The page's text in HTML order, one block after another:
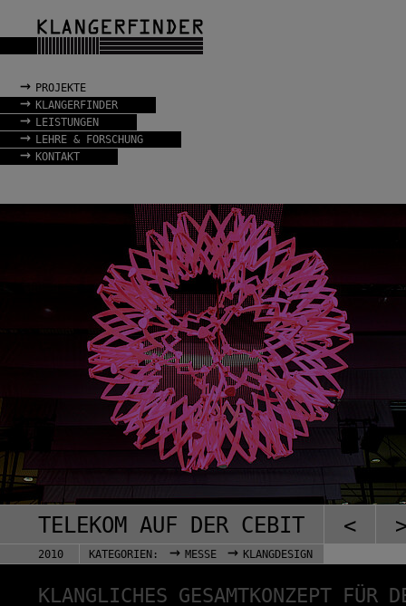
→ PROJEKTE
→ KLANGERFINDER
→ LEISTUNGEN
→ LEHRE & FORSCHUNG
→ KONTAKT
TELEKOM AUF DER CEBIT <
2010 KATEGORIEN: → MESSE → KLANGDESIGN
KLANGLICHES GESAMTKONZEPT FÜR